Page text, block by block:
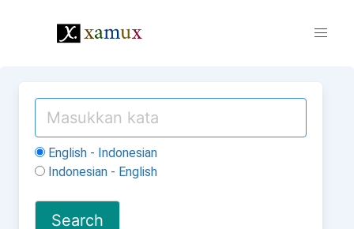
English - Indonesian
Indonesian - English